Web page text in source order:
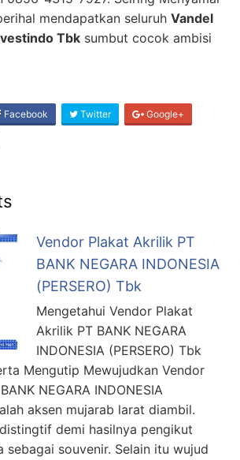
mendapatkan seluruh Vandel
Tbk sumbut cocok ambisi
Facebook Twitter Google+
Vendor Plakat Akrilik PT
BANK NEGARA INDONESIA
(PERSERO) Tbk
Mengetahui Vendor Plakat
Akrilik PT BANK NEGARA
INDONESIA (PERSERO) Tbk
Mengutip Mewujudkan Vendor
NEGARA INDONESIA
aksen mujarab larat diambil.
demi hasilnya pengikut
sebagai souvenir. Selain itu wujud